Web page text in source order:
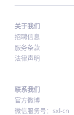
关于我们
招聘信息
服务条款
法律声明
联系我们
官方微博
微信服务号：sxl-cn